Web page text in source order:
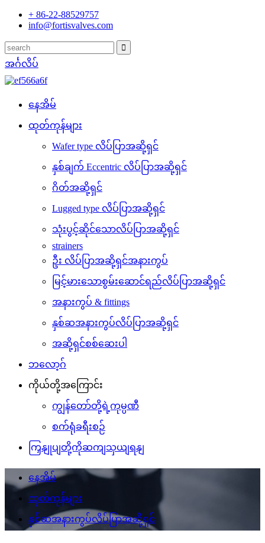
+ 86-22-88529757
info@fortisvalves.com
အင်္ဂလိပ်
နေအိမ်
ထုတ်ကုန်များ
Wafer type လိပ်ပြာအဆို့ရှင်
နှစ်ချက် Eccentric လိပ်ပြာအဆို့ရှင်
ဂိတ်အဆို့ရှင်
Lugged type လိပ်ပြာအဆို့ရှင်
သုံးပွင့်ဆိုင်သောလိပ်ပြာအဆို့ရှင်
strainers
ဦး လိပ်ပြာအဆို့ရှင်အနားကွပ်
မြင့်မားသောစွမ်းဆောင်ရည်လိပ်ပြာအဆို့ရှင်
အနားကွပ် & fittings
နှစ်ဆအနားကွပ်လိပ်ပြာအဆို့ရှင်
အဆို့ရှင်စစ်ဆေးပါ
ဘလော့ဂ်
ကိုယ်တို့အကြောင်း
ကျွန်တော်တို့ရဲ့ကုမ္ပဏီ
စက်ရုံခရီးစဉ်
ကြှနျုပျတို့ကိုဆကျသှယျရနျ
နေအိမ်
ထုတ်ကုန်များ
နှစ်ဆအနားကွပ်လိပ်ပြာအဆို့ရှင်